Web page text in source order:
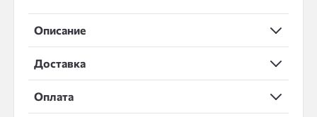
Описание
Доставка
Оплата